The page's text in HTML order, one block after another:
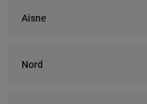
Aisne
Nord